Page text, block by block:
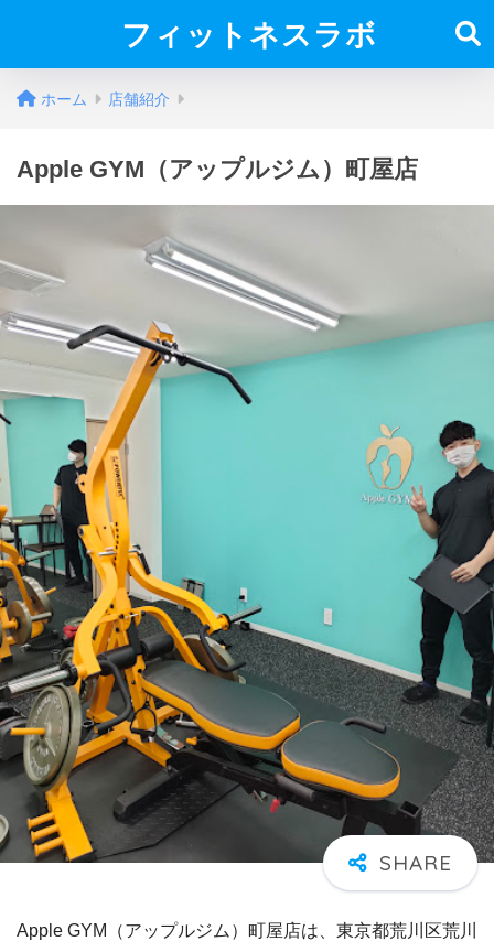
フィットネスラボ
ホーム 店舗紹介
Apple GYM（アップルジム）町屋店
Apple GYM（アップルジム）町屋店は、東京都荒川区荒川